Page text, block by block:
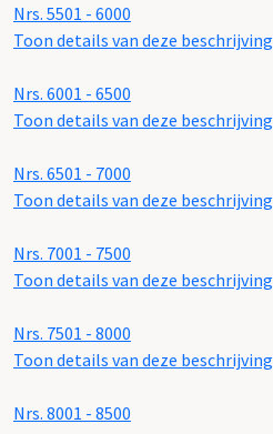
Nrs. 5501 - 6000
Toon details van deze beschrijving
Nrs. 6001 - 6500
Toon details van deze beschrijving
Nrs. 6501 - 7000
Toon details van deze beschrijving
Nrs. 7001 - 7500
Toon details van deze beschrijving
Nrs. 7501 - 8000
Toon details van deze beschrijving
Nrs. 8001 - 8500